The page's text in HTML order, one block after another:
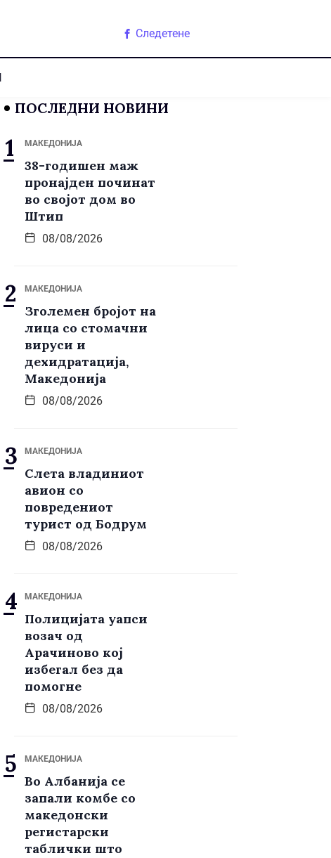
Следетене
ПОСЛЕДНИ НОВИНИ
МАКЕДОНИЈА
38-годишен маж
пронајден починат
во својот дом во
Штип
08/08/2026
МАКЕДОНИЈА
Зголемен бројот на
лица со стомачни
вируси и
дехидратација,
Македонија
08/08/2026
МАКЕДОНИЈА
Слета владиниот
авион со
повредениот
турист од Бодрум
08/08/2026
МАКЕДОНИЈА
Полицијата уапси
возач од
Арачиново кој
избегал без да
помогне
08/08/2026
МАКЕДОНИЈА
Во Албанија се
запали комбе со
македонски
регистарски
таблички што